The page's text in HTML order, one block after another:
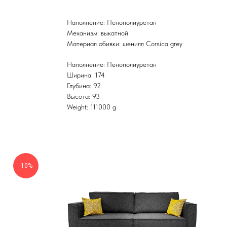
Наполнение: Пенополиуретан
Механизм: выкатной
Материал обивки: шенилл Corsica grey
Наполнение: Пенополиуретан
Ширина: 174
Глубина: 92
Высота: 93
Weight: 111000 g
-10%